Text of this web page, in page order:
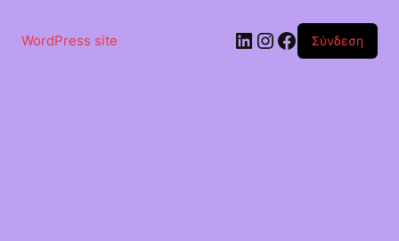
περιεχόμενο
WordPress site Linkedin
Instagram
Facebook
Σύνδεση